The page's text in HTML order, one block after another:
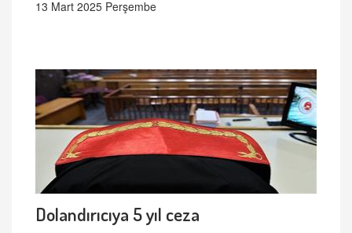
13 Mart 2025 Perşembe
Dolandırıcıya 5 yıl ceza